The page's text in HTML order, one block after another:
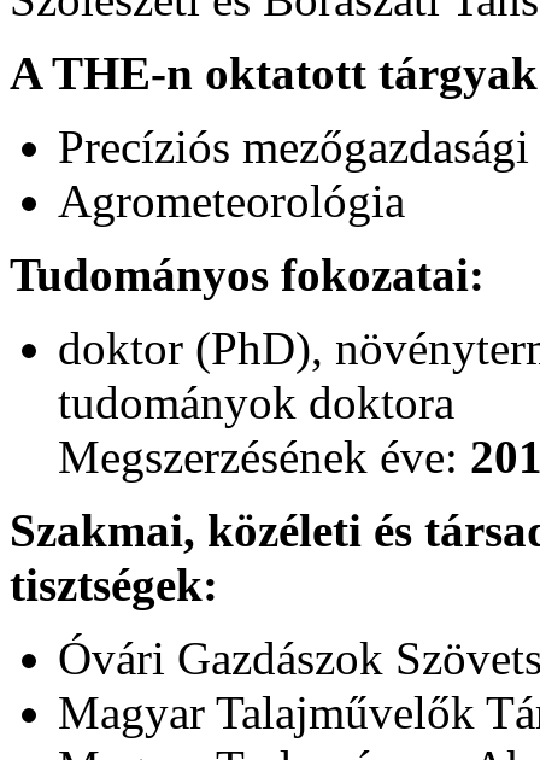
A THE-n oktatott
Precíziós
Agrometeorológia
Tudományos fokozatai:
doktor (PhD),
tudományok doktora
Megszerzésének éve:
Szakmai, közéleti és
tisztségek:
Óvári Gazdászok
Magyar Talajművelők